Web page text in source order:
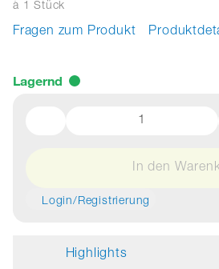
à 1 Stück
Fragen zum Produkt
Lagernd
In den
Login/Registrierung
Highlights